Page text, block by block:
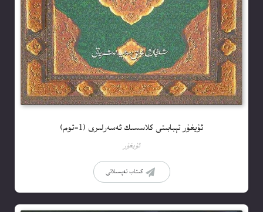
ئۇيغۇر تېبابىتى كلاسسىك ئەسەرلىرى (1-توم)
ئۇيغۇر
كىتاب تەپسىلاتى